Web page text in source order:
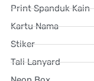
Print Spanduk Kain
Kartu Nama
Stiker
Tali Lanyard